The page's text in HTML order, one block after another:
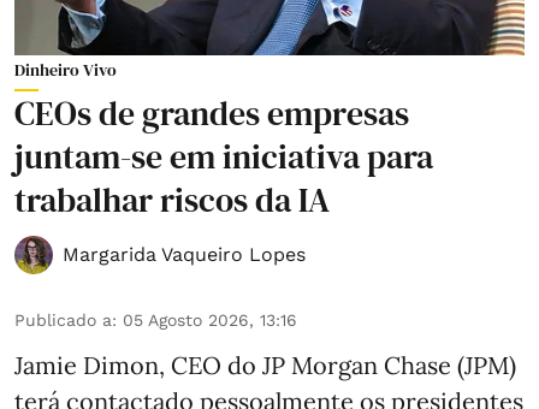
Dinheiro Vivo
CEOs de grandes empresas
juntam-se em iniciativa para
trabalhar riscos da IA
Margarida Vaqueiro Lopes
Publicado a: 05 Agosto 2026, 13:16
Jamie Dimon, CEO do JP Morgan Chase (JPM)
terá contactado pessoalmente os presidentes